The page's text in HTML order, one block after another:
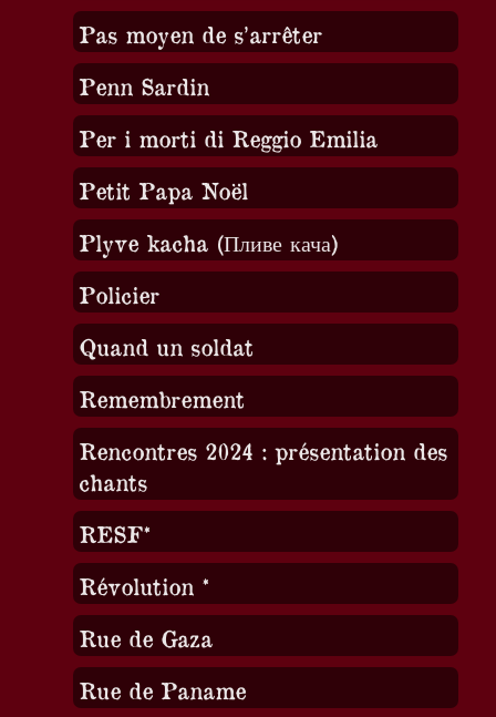
Pas moyen de s’arrêter
Penn Sardin
Per i morti di Reggio Emilia
Petit Papa Noël
Plyve kacha (Пливе кача)
Policier
Quand un soldat
Remembrement
Rencontres 2024 : présentation des
chants
RESF*
Révolution *
Rue de Gaza
Rue de Paname